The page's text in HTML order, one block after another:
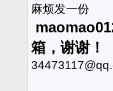
麻烦发一份
箱，谢谢！